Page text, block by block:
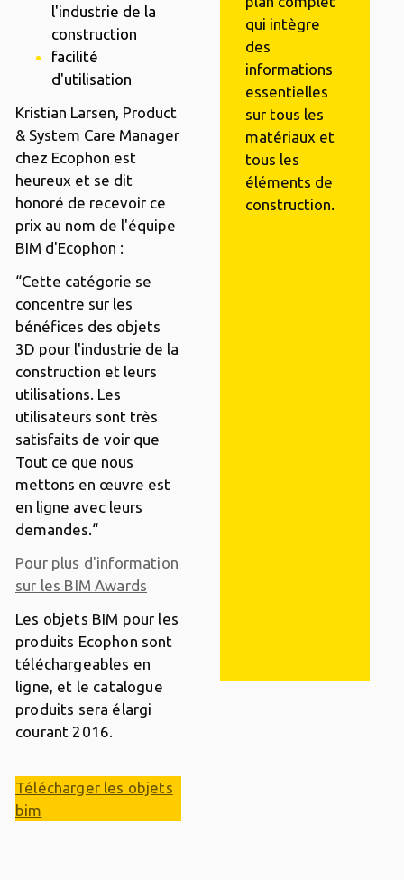
l'industrie de la
construction
facilité
d'utilisation
Kristian Larsen, Product
& System Care Manager
chez Ecophon est
heureux et se dit
honoré de recevoir ce
prix au nom de l'équipe
BIM d'Ecophon :
“Cette catégorie se
concentre sur les
bénéfices des objets
3D pour l'industrie de la
construction et leurs
utilisations. Les
utilisateurs sont très
satisfaits de voir que
Tout ce que nous
mettons en œuvre est
en ligne avec leurs
demandes.“
Pour plus d'information
sur les BIM Awards
Les objets BIM pour les
produits Ecophon sont
téléchargeables en
ligne, et le catalogue
produits sera élargi
courant 2016.
Télécharger les objets
bim
qui intègre
des
informations
essentielles
sur tous les
matériaux et
tous les
éléments de
construction.